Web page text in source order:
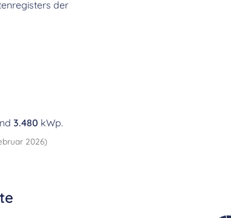
der
3.480 kWp.
2026)